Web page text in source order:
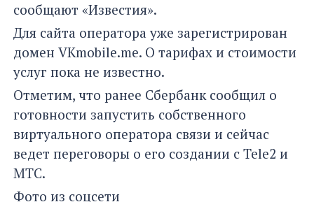
сообщают «Известия».
Для сайта оператора уже зарегистрирован
домен VKmobile.me. О тарифах и стоимости
услуг пока не известно.
Отметим, что ранее Сбербанк сообщил о
готовности запустить собственного
виртуального оператора связи и сейчас
ведет переговоры о его создании с Tele2 и
МТС.
Фото из соцсети